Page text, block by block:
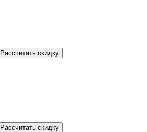
Рассчитать скидку
Рассчитать скидку